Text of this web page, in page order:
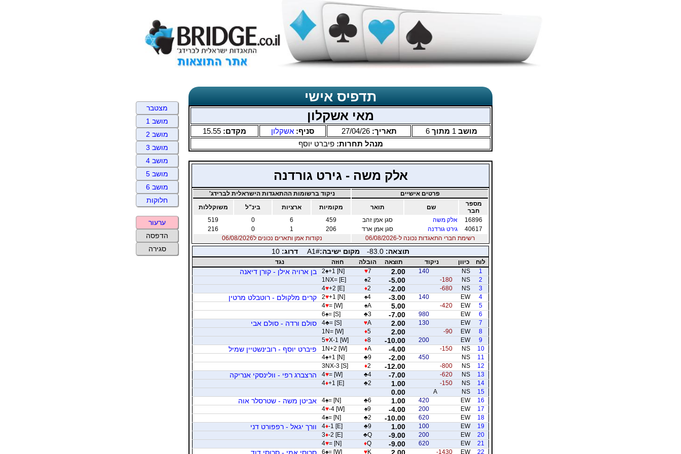
תדפיס אישי
מאי אשקלון
מושב 1 מתוך6 תאריך:27/04/26 סניף: אשקלון מקדם: 15.55
מנהל תחרות:פיברט יוסף
אלק משה - גירט גורדנה
פרטים אישיים
ניקוד ברשומות ההתאגדות הישראלית לברידג'
מספר
חבר
שם תואר מקומיות ארציות בינ"ל
משוקללות
16896
אלק משה סגן אמן זהב 459
6
0
519
40617
גירט גורדנה סגן אמן ארד 206
1
0
216
רשימת חברי התאגדות נכונה ל-06/08/2026
נקודות אמן ותארים נכונים ל06/08/2026
תוצאה: -83.0 מקום ישיבה:A1# דרוג: 10
לוח כיוון ניקוד תוצאה הובלה חוזה
נגד
1
NS
140
2.00
♥7
2♠+1 [N] בן ארויה אילן - קורן דיאנה
2
NS
-180
-5.00
♠2
1NX= [E]
3
NS
-680
-2.00
♦2
4♥+2 [E]
4
EW
140
-3.00
♠4
2♥+1 [N] קרים מלקולם - רוטבלט מרטין
5
EW
-420
5.00
♠A
4♥= [W]
6
EW
980
-7.00
♣3
6♠= [S]
7
EW
130
2.00
♥A
4♣= [S] סולם ורדה - סולם אבי
8
EW
-90
2.00
♦5
1N= [W]
9
EW
200
-10.00
♦8
5♥X-1 [W]
10
NS
-150
-4.00
♦A
1N+2 [W] פיברט יוסף - רובינשטיין שמיל
11
NS
450
-2.00
♣9
4♠+1 [N]
12
NS
-800
-12.00
♦2
3NX-3 [S]
13
NS
-620
-7.00
♣4
4♥= [W] הרצברג רפי - וולינסקי אנריקה
14
NS
-150
1.00
♣2
4♦+1 [E]
15
NS
A
0.00
16
EW
420
1.00
♣6
4♠= [N] אביטן משה - שטרסלר אוה
17
EW
200
-4.00
♠9
4♥-4 [W]
18
EW
620
-10.00
♣2
4♠= [N]
19
EW
100
1.00
♣9
4♦-1 [E] וורך יגאל - רפפורט דני
20
EW
200
-9.00
♣Q
3♦-2 [E]
21
EW
620
-9.00
♦Q
4♥= [N]
22
EW
-1430
2.00
♥K
6♠= [W] סרוסי אמי - סרוסי דוד
מצטבר
מושב 1
מושב 2
מושב 3
מושב 4
מושב 5
מושב 6
חלוקות
ערעור
הדפסה
סגירה